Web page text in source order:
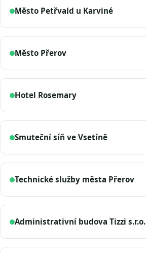
Město Petřvald u Karviné
Město Přerov
Hotel Rosemary
Smuteční síň ve Vsetíně
Technické služby města Přerov
Administrativní budova Tizzi s.r.o.